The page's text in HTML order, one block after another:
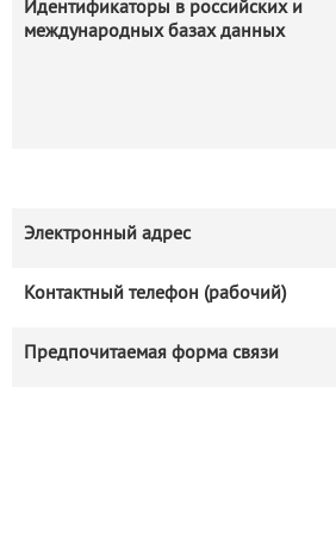
Идентификаторы в российских и
международных базах данных
Электронный адрес
Контактный телефон (рабочий)
Предпочитаемая форма связи